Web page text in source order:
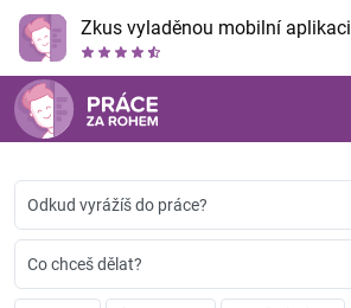
Zkus vyladěnou mobilní aplikaci
Odkud vyrážíš do práce?
Co chceš dělat?